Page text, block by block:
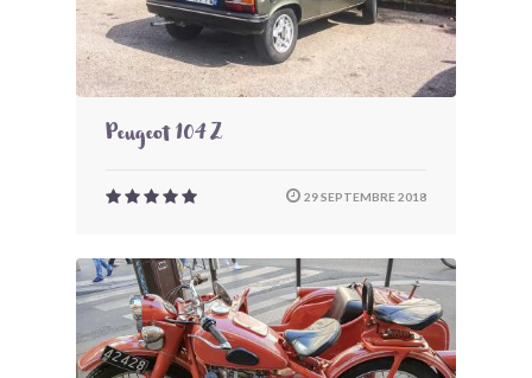
Peugeot 104 Z
29 SEPTEMBRE 2018